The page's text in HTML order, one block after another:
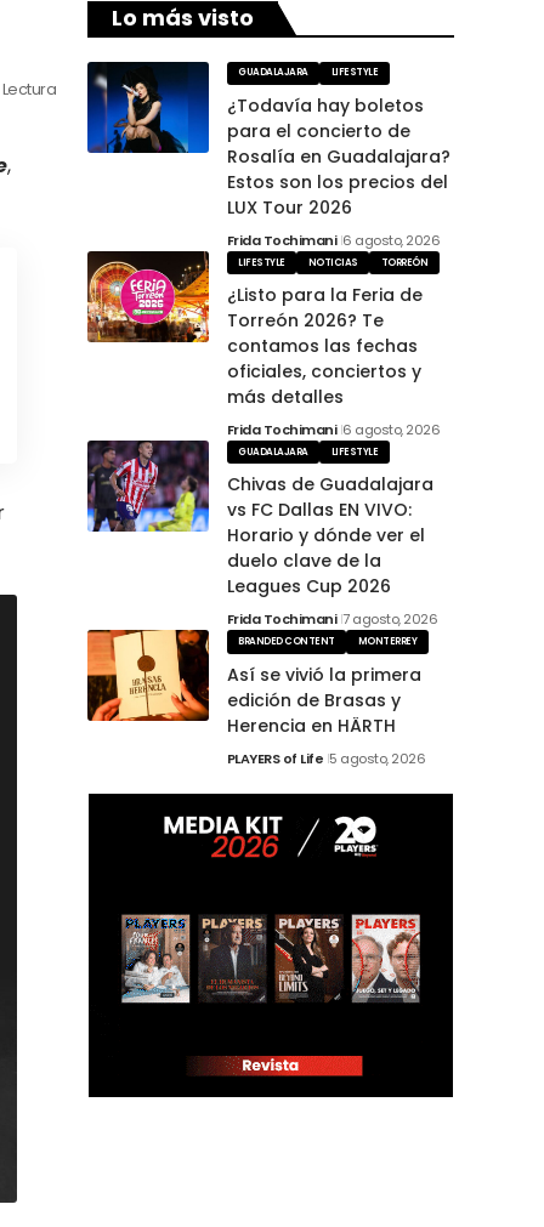
Lectura
,
Lo más visto
GUADALAJARA LIFESTYLE
¿Todavía hay boletos
para el concierto de
Rosalía en Guadalajara?
Estos son los precios del
LUX Tour 2026
Frida Tochimani 6 agosto, 2026
LIFESTYLE NOTICIAS TORREÓN
¿Listo para la Feria de
Torreón 2026? Te
contamos las fechas
oficiales, conciertos y
más detalles
Frida Tochimani 6 agosto, 2026
GUADALAJARA LIFESTYLE
Chivas de Guadalajara
vs FC Dallas EN VIVO:
Horario y dónde ver el
duelo clave de la
Leagues Cup 2026
Frida Tochimani 7 agosto, 2026
BRANDED CONTENT MONTERREY
Así se vivió la primera
edición de Brasas y
Herencia en HÄRTH
PLAYERS of Life 5 agosto, 2026